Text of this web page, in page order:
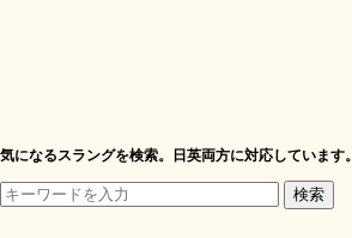
気になるスラングを検索。日英両方に対応しています。